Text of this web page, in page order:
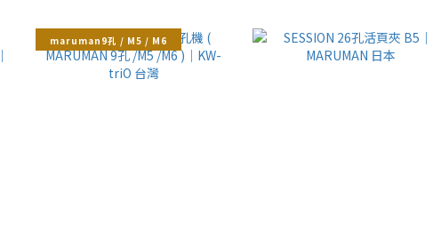
maruman9孔 / M5 / M6